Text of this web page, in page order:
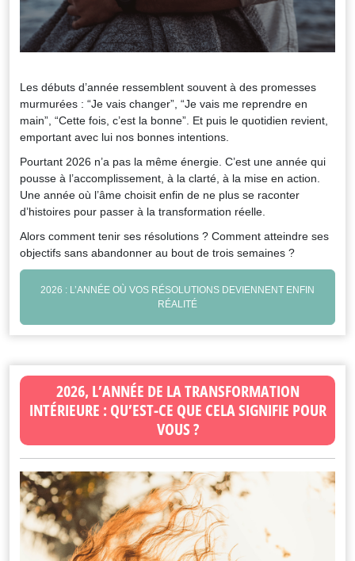
Les débuts d’année ressemblent souvent à des promesses
murmurées : “Je vais changer”, “Je vais me reprendre en
main”, “Cette fois, c’est la bonne”. Et puis le quotidien revient,
emportant avec lui nos bonnes intentions.
Pourtant 2026 n’a pas la même énergie. C’est une année qui
pousse à l’accomplissement, à la clarté, à la mise en action.
Une année où l’âme choisit enfin de ne plus se raconter
d’histoires pour passer à la transformation réelle.
Alors comment tenir ses résolutions ? Comment atteindre ses
objectifs sans abandonner au bout de trois semaines ?
2026 : L’ANNÉE OÙ VOS RÉSOLUTIONS DEVIENNENT ENFIN
RÉALITÉ
2026, L’ANNÉE DE LA TRANSFORMATION
INTÉRIEURE : QU’EST-CE QUE CELA SIGNIFIE POUR
VOUS ?